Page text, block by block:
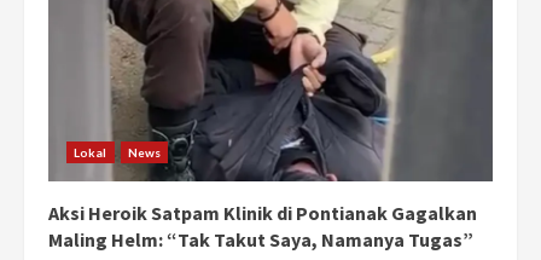
Lokal News
Aksi Heroik Satpam Klinik di Pontianak Gagalkan
Maling Helm: “Tak Takut Saya, Namanya Tugas”